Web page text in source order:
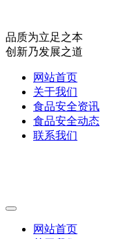
品质为立足之本
创新乃发展之道
网站首页
关于我们
食品安全资讯
食品安全动态
联系我们
网站首页